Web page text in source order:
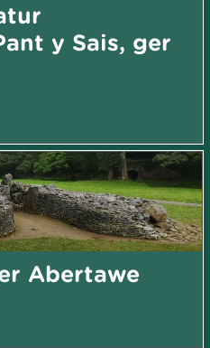
y Sais, ger
Abertawe